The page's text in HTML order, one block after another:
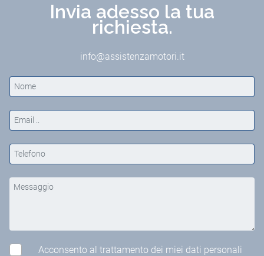
Invia adesso la tua
richiesta.
info@assistenzamotori.it
Acconsento al trattamento dei miei dati personali